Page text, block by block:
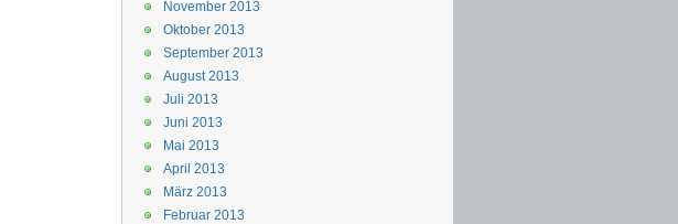
November 2013
Oktober 2013
September 2013
August 2013
Juli 2013
Juni 2013
Mai 2013
April 2013
März 2013
Februar 2013